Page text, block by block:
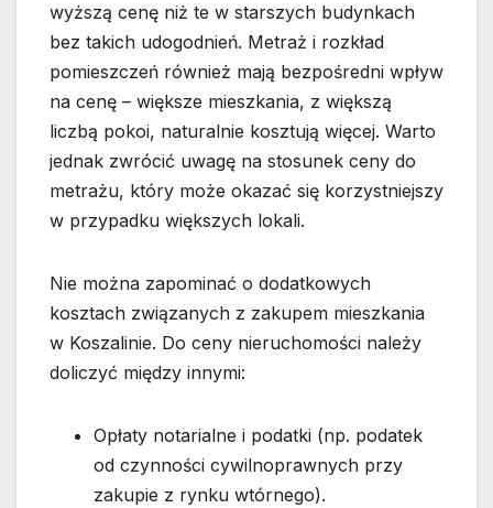
wyższą cenę niż te w starszych budynkach
bez takich udogodnień. Metraż i rozkład
pomieszczeń również mają bezpośredni wpływ
na cenę – większe mieszkania, z większą
liczbą pokoi, naturalnie kosztują więcej. Warto
jednak zwrócić uwagę na stosunek ceny do
metrażu, który może okazać się korzystniejszy
w przypadku większych lokali.
Nie można zapominać o dodatkowych
kosztach związanych z zakupem mieszkania
w Koszalinie. Do ceny nieruchomości należy
doliczyć między innymi:
Opłaty notarialne i podatki (np. podatek
od czynności cywilnoprawnych przy
zakupie z rynku wtórnego).